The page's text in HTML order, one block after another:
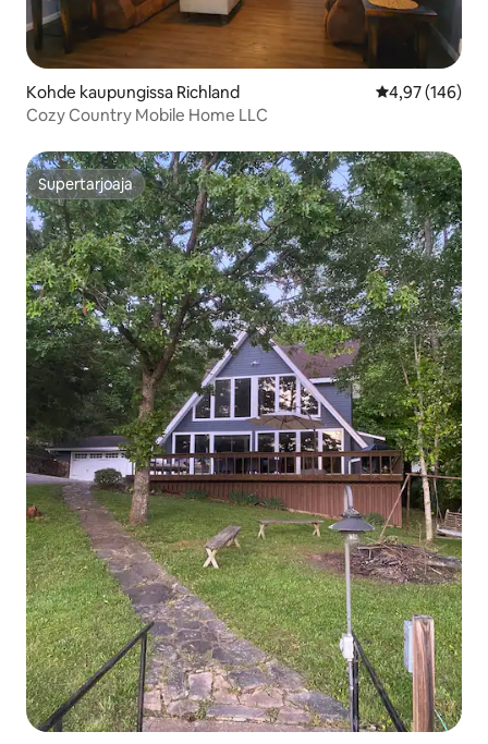
Kohde kaupungissa Richland
4,97 (146)
Cozy Country Mobile Home LLC
Supertarjoaja
Supertarjoaja